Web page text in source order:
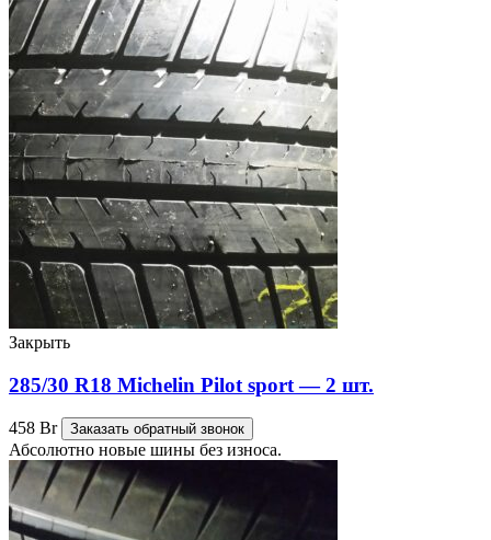
Закрыть
285/30 R18 Michelin Pilot sport — 2 шт.
458 Br Заказать обратный звонок
Абсолютно новые шины без износа.